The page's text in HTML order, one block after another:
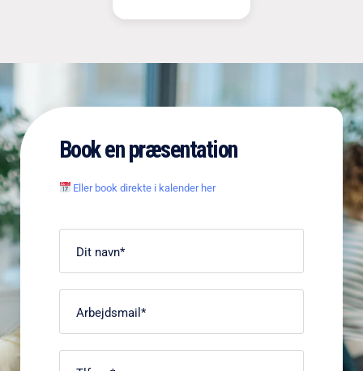
Book en præsentation
Eller book direkte i kalender her